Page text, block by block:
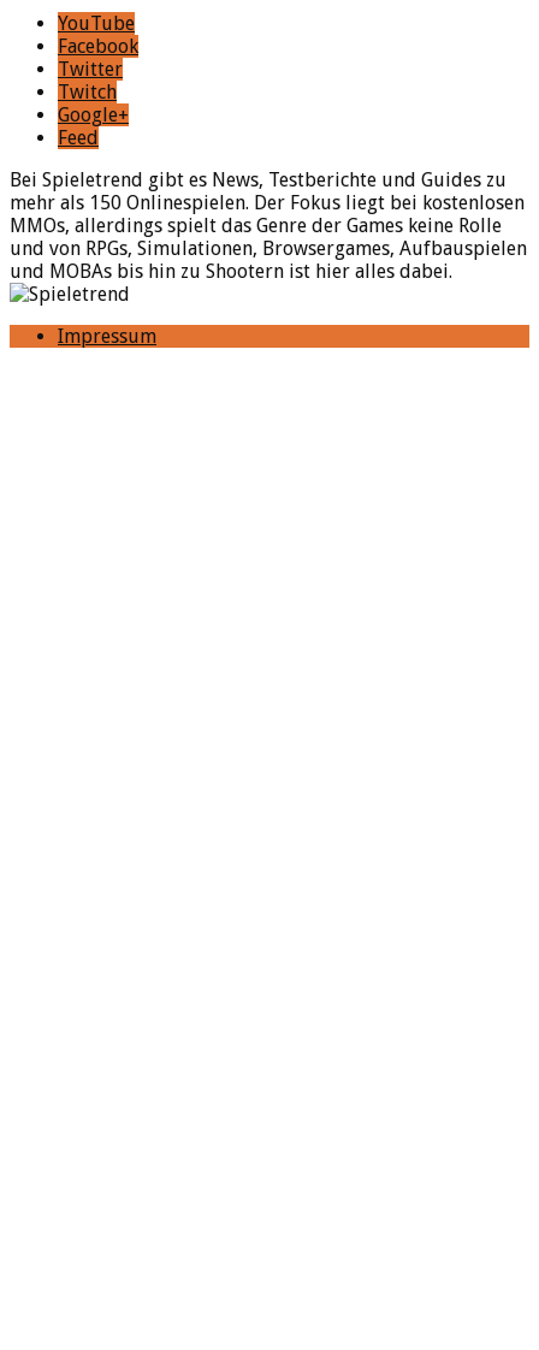
YouTube
Facebook
Twitter
Twitch
Google+
Feed
Bei Spieletrend gibt es News, Testberichte und Guides zu
mehr als 150 Onlinespielen. Der Fokus liegt bei kostenlosen
MMOs, allerdings spielt das Genre der Games keine Rolle
und von RPGs, Simulationen, Browsergames, Aufbauspielen
und MOBAs bis hin zu Shootern ist hier alles dabei.
Impressum